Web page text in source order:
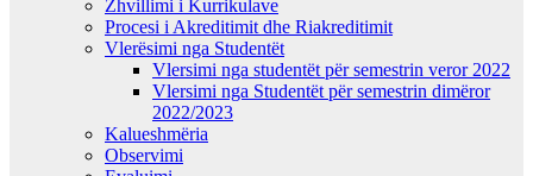
Zhvillimi i Kurrikulave
Procesi i Akreditimit dhe Riakreditimit
Vlerësimi nga Studentët
Vlersimi nga studentët për semestrin veror 2022
Vlersimi nga Studentët për semestrin dimëror
2022/2023
Kalueshmëria
Observimi